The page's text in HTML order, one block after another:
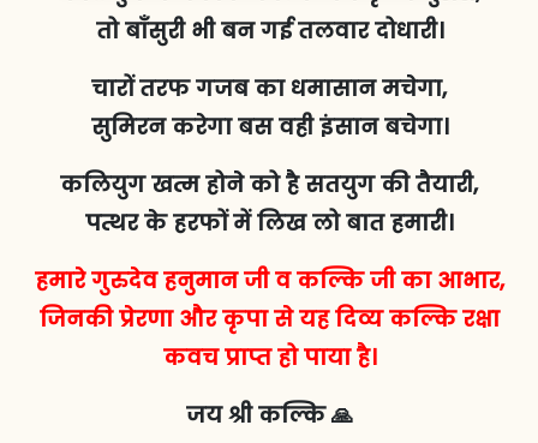
तो बाँसुरी भी बन गई तलवार दोधारी।
चारों तरफ गजब का धमासान मचेगा,
सुमिरन करेगा बस वही इंसान बचेगा।
कलियुग खत्म होने को है सतयुग की तैयारी,
पत्थर के हरफों में लिख लो बात हमारी।
हमारे गुरुदेव हनुमान जी व कल्कि जी का आभार,
जिनकी प्रेरणा और कृपा से यह दिव्य कल्कि रक्षा
कवच प्राप्त हो पाया है।
जय श्री कल्कि 🙏